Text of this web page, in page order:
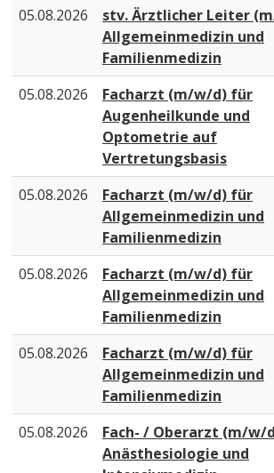
05.08.2026
stv. Ärztlicher Leiter
Allgemeinmedizin und
Familienmedizin
05.08.2026
Facharzt (m/w/d) für
Augenheilkunde und
Optometrie auf
Vertretungsbasis
05.08.2026
Facharzt (m/w/d) für
Allgemeinmedizin und
Familienmedizin
05.08.2026
Facharzt (m/w/d) für
Allgemeinmedizin und
Familienmedizin
05.08.2026
Facharzt (m/w/d) für
Allgemeinmedizin und
Familienmedizin
05.08.2026
Fach- / Oberarzt (m/w/
Anästhesiologie und